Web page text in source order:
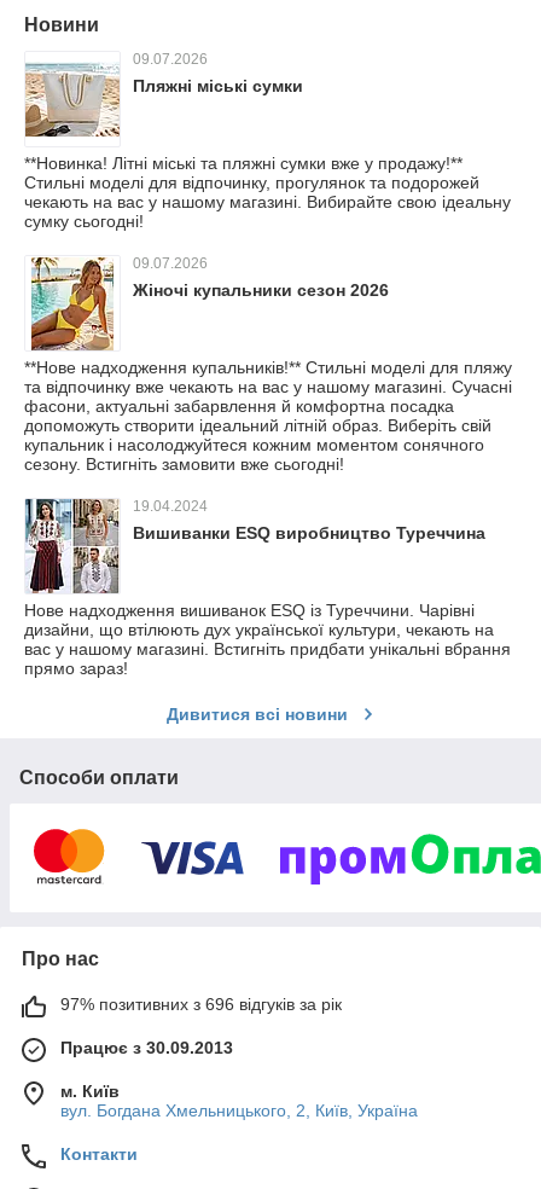
Новини
09.07.2026
Пляжні міські сумки
**Новинка! Літні міські та пляжні сумки вже у продажу!**
Стильні моделі для відпочинку, прогулянок та подорожей
чекають на вас у нашому магазині. Вибирайте свою ідеальну
сумку сьогодні!
09.07.2026
Жіночі купальники сезон 2026
**Нове надходження купальників!** Стильні моделі для пляжу
та відпочинку вже чекають на вас у нашому магазині. Сучасні
фасони, актуальні забарвлення й комфортна посадка
допоможуть створити ідеальний літній образ. Виберіть свій
купальник і насолоджуйтеся кожним моментом сонячного
сезону. Встигніть замовити вже сьогодні!
19.04.2024
Вишиванки ESQ виробництво Туреччина
Нове надходження вишиванок ESQ із Туреччини. Чарівні
дизайни, що втілюють дух української культури, чекають на
вас у нашому магазині. Встигніть придбати унікальні вбрання
прямо зараз!
Дивитися всі новини
Способи оплати
Про нас
97% позитивних з 696 відгуків за рік
Працює з 30.09.2013
м. Київ
вул. Богдана Хмельницького, 2, Київ, Україна
Контакти